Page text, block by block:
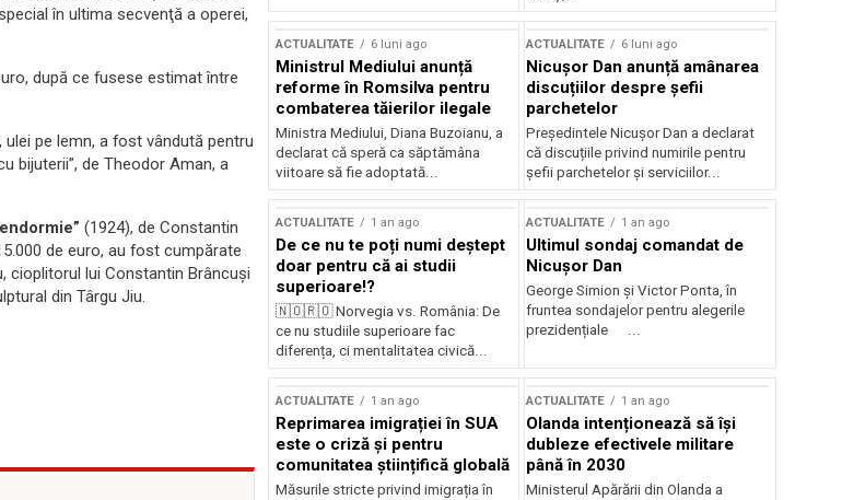
în ultima secvenţă a operei,
după ce fusese estimat între
pe lemn, a fost vândută pentru
bijuterii”, de Theodor Aman, a
(1924), de Constantin
de euro, au fost cumpărate
cioplitorul lui Constantin Brâncuşi
din Târgu Jiu.
ACTUALITATE 6 luni ago
Ministrul Mediului anunță
reforme în Romsilva pentru
combaterea tăierilor ilegale
Ministra Mediului, Diana Buzoianu, a
declarat că speră ca săptămâna
viitoare să fie adoptată...
ACTUALITATE 6 luni ago
Nicușor Dan anunță amânarea
discuțiilor despre șefii
parchetelor
Președintele Nicușor Dan a declarat
că discuțiile privind numirile pentru
șefii parchetelor și serviciilor...
ACTUALITATE 1 an ago
De ce nu te poți numi deștept
doar pentru că ai studii
superioare!?
🇳🇴🇷🇴 Norvegia vs. România: De
ce nu studiile superioare fac
diferența, ci mentalitatea civică...
ACTUALITATE 1 an ago
Ultimul sondaj comandat de
Nicușor Dan
George Simion și Victor Ponta, în
fruntea sondajelor pentru alegerile
prezidențiale ...
ACTUALITATE 1 an ago
Reprimarea imigrației în SUA
este o criză și pentru
comunitatea științifică globală
Măsurile stricte privind imigrația în
ACTUALITATE 1 an ago
Olanda intenționează să își
dubleze efectivele militare
până în 2030
Ministerul Apărării din Olanda a